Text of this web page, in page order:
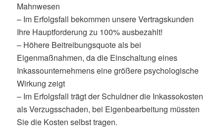
Mahnwesen
– Im Erfolgsfall bekommen unsere Vertragskunden
Ihre Hauptforderung zu 100% ausbezahlt!
– Höhere Beitreibungsquote als bei
Eigenmaßnahmen, da die Einschaltung eines
Inkassounternehmens eine größere psychologische
Wirkung zeigt
– Im Erfolgsfall trägt der Schuldner die Inkassokosten
als Verzugsschaden, bei Eigenbearbeitung müssten
Sie die Kosten selbst tragen.